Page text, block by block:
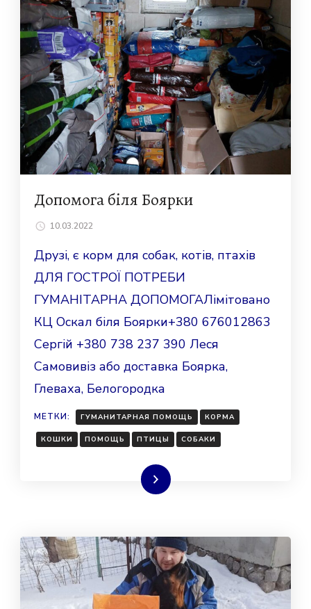
Допомога бiля Боярки
10.03.2022
Друзі, є корм для собак, котів, птахів
ДЛЯ ГОСТРОЇ ПОТРЕБИ
ГУМАНІТАРНА ДОПОМОГАЛімітовано
КЦ Оскал біля Боярки+380 676012863
Сергій +380 738 237 390 Леся
Самовивіз або доставка Боярка,
Глеваха, Белогородка⠀
МЕТКИ: ГУМАНИТАРНАЯ ПОМОЩЬ КОРМА
КОШКИ ПОМОЩЬ ПТИЦЫ СОБАКИ
Читать далее